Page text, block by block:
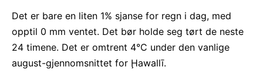
Det er bare en liten 1% sjanse for regn i dag, med
opptil 0 mm ventet. Det bør holde seg tørt de neste
24 timene. Det er omtrent 4°C under den vanlige
august-gjennomsnittet for Ḩawallī.